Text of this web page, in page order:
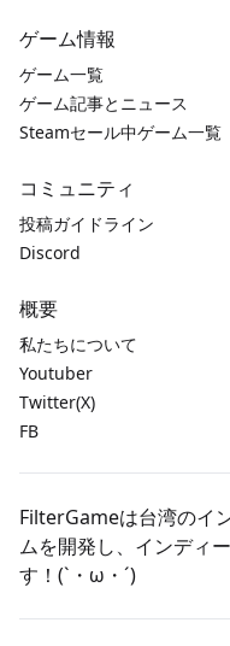
ゲーム情報
ゲーム一覧
ゲーム記事とニュース
Steamセール中ゲーム一覧
コミュニティ
投稿ガイドライン
Discord
概要
私たちについて
Youtuber
Twitter(X)
FB
FilterGameは台湾のイ
ムを開発し、インディ
す！(`・ω・´)